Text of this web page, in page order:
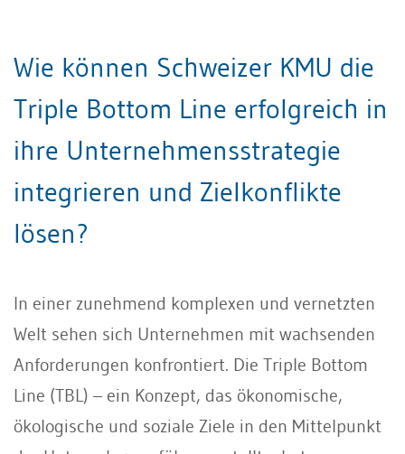
Wie können Schweizer KMU die
Triple Bottom Line erfolgreich in
ihre Unternehmensstrategie
integrieren und Zielkonflikte
lösen?
In einer zunehmend komplexen und vernetzten
Welt sehen sich Unternehmen mit wachsenden
Anforderungen konfrontiert. Die Triple Bottom
Line (TBL) – ein Konzept, das ökonomische,
ökologische und soziale Ziele in den Mittelpunkt